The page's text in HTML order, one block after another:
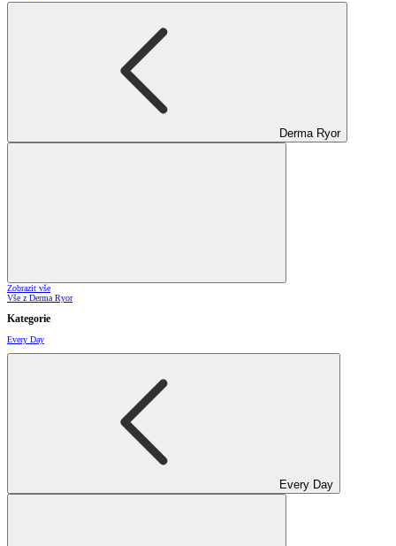
Derma Ryor
Zobrazit vše
Vše z Derma Ryor
Kategorie
Every Day
Every Day